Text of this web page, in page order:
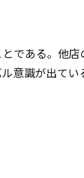
である。他店
意識が出てい